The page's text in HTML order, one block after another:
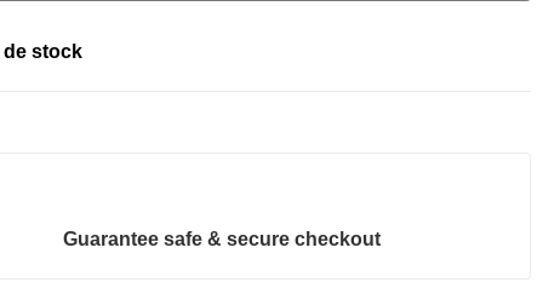
de stock
Guarantee safe & secure checkout